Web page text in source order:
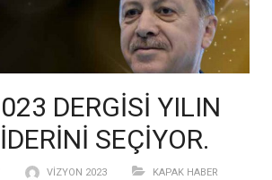
DERGİSİ YILIN
SEÇİYOR.
VIZYON 2023 KAPAK HABER